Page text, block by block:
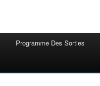
Programme Des Sorties